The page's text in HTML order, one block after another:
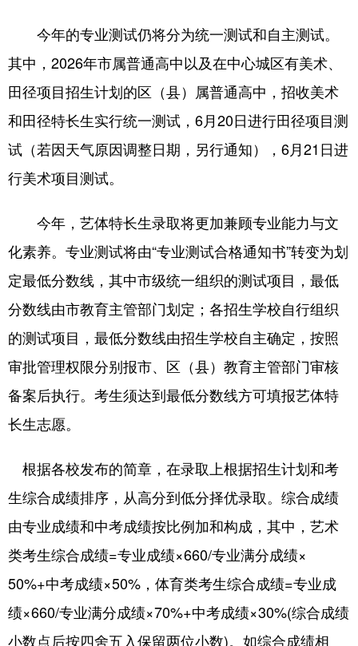
今年的专业测试仍将分为统一测试和自主测试。
其中，2026年市属普通高中以及在中心城区有美术、
田径项目招生计划的区（县）属普通高中，招收美术
和田径特长生实行统一测试，6月20日进行田径项目测
试（若因天气原因调整日期，另行通知），6月21日进
行美术项目测试。
今年，艺体特长生录取将更加兼顾专业能力与文
化素养。专业测试将由“专业测试合格通知书”转变为划
定最低分数线，其中市级统一组织的测试项目，最低
分数线由市教育主管部门划定；各招生学校自行组织
的测试项目，最低分数线由招生学校自主确定，按照
审批管理权限分别报市、区（县）教育主管部门审核
备案后执行。考生须达到最低分数线方可填报艺体特
长生志愿。
根据各校发布的简章，在录取上根据招生计划和考
生综合成绩排序，从高分到低分择优录取。综合成绩
由专业成绩和中考成绩按比例加和构成，其中，艺术
类考生综合成绩=专业成绩×660/专业满分成绩×
50%+中考成绩×50%，体育类考生综合成绩=专业成
绩×660/专业满分成绩×70%+中考成绩×30%(综合成绩
小数点后按四舍五入保留两位小数)。如综合成绩相